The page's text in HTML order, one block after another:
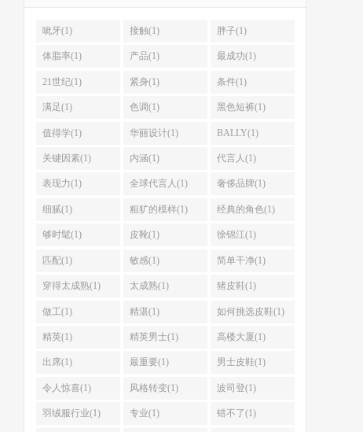
呲牙(1) 接触(1) 胖子(1)
体脂率(1) 产品(1) 最成功(1)
21世纪(1) 紧身(1) 条件(1)
满足(1) 色调(1) 黑色短裤(1)
值得学(1) 华丽设计(1) BALLY(1)
关键因素(1) 内涵(1) 代言人(1)
表现力(1) 全球代言人(1) 奢侈品牌(1)
细腻(1) 粗犷的模样(1) 经典的角色(1)
够时髦(1) 皮靴(1) 徐锦江(1)
匹配(1) 敏感(1) 简单干净(1)
穿得太成熟(1) 太成熟(1) 猪皮鞋(1)
做工(1) 精湛(1) 如何挑选皮鞋(1)
精英(1) 精英男士(1) 高楼大厦(1)
出席(1) 最重要(1) 男士皮鞋(1)
令人惊喜(1) 风格转变(1) 波司登(1)
羽绒服行业(1) 专业(1) 错不了(1)